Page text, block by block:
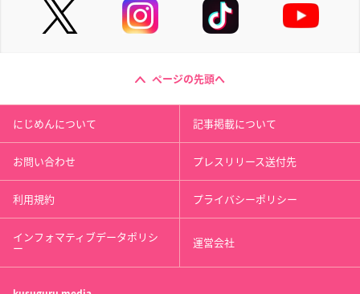
ページの先頭へ
にじめんについて 記事掲載について
お問い合わせ プレスリリース送付先
利用規約 プライバシーポリシー
インフォマティブデータポリシ
ー 運営会社